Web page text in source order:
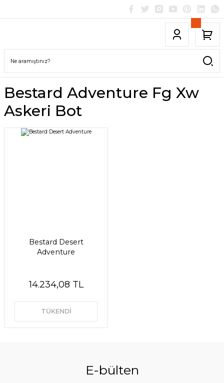
Bestard Adventure Fg Xw
Askeri Bot
Bestard Desert
Adventure
14.234,08 TL
TÜKENDİ
E-bülten